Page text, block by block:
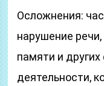
Осложнения:
нарушение
памяти и
деятельности,